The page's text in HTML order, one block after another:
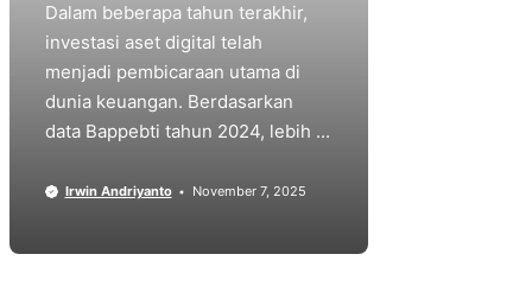
Dalam beberapa tahun terakhir,
investasi aset digital telah
menjadi pembicaraan utama di
dunia keuangan. Berdasarkan
data Bappebti tahun 2024, lebih ...
Irwin Andriyanto November 7, 2025